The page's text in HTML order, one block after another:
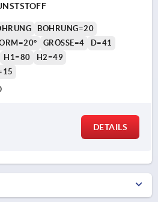
BOHRUNG=20
GRÖSSE=4
D=41
H1=80
H2=49
DETAILS